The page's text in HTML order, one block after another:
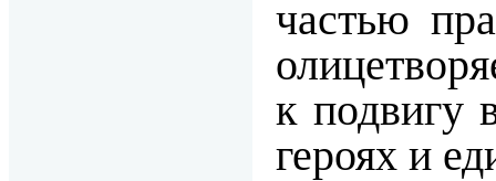
частью
к подвигу
героях и